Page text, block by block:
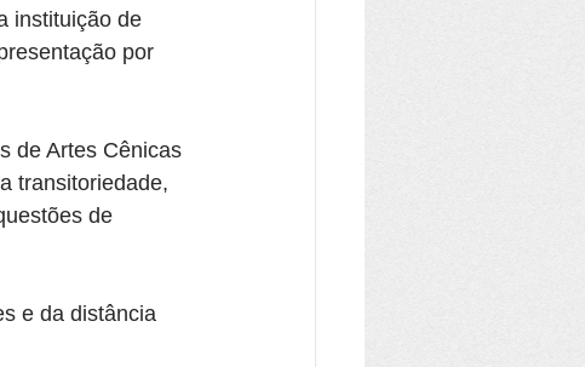
instituição de
por
de Artes Cênicas
transitoriedade,
de
e da distância